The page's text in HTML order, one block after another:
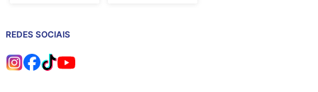
REDES SOCIAIS